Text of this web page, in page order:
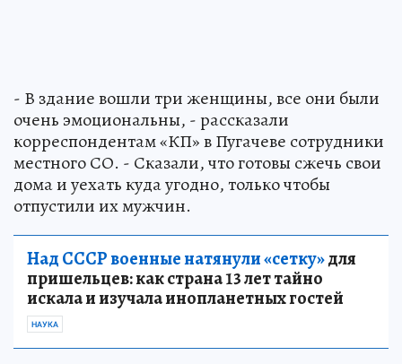
- В здание вошли три женщины, все они были
очень эмоциональны, - рассказали
корреспондентам «КП» в Пугачеве сотрудники
местного СО. - Сказали, что готовы сжечь свои
дома и уехать куда угодно, только чтобы
отпустили их мужчин.
Над СССР военные натянули «сетку»для
пришельцев: как страна 13 лет тайно
искала и изучала инопланетных гостей
НАУКА